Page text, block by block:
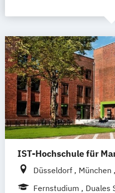
IST-Hochschule für
Düsseldorf München
Weil am Rhein
Fernstudium Duales